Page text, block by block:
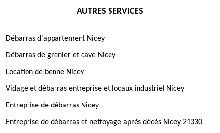
AUTRES SERVICES
Débarras d'appartement Nicey
Débarras de grenier et cave Nicey
Location de benne Nicey
Vidage et débarras entreprise et locaux industriel Nicey
Entreprise de débarras Nicey
Entreprise de débarras et nettoyage après décès Nicey 21330